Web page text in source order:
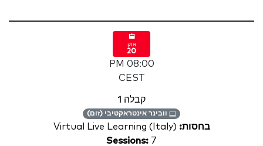
אוק
20
08:00 PM
CEST
קבלה 1
וובינר אינטראקטיבי (זום)
בחסות: Virtual Live Learning (Italy)
Sessions: 7